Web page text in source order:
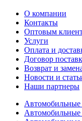
О компании
Контакты
Оптовым
Услуги
Оплата и
Договор
Возврат и
Новости и
Наши партнеры
Автомобильные
Автомобильные